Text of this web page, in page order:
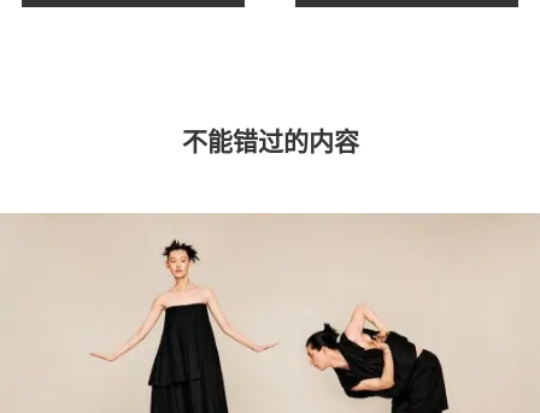
不能错过的内容